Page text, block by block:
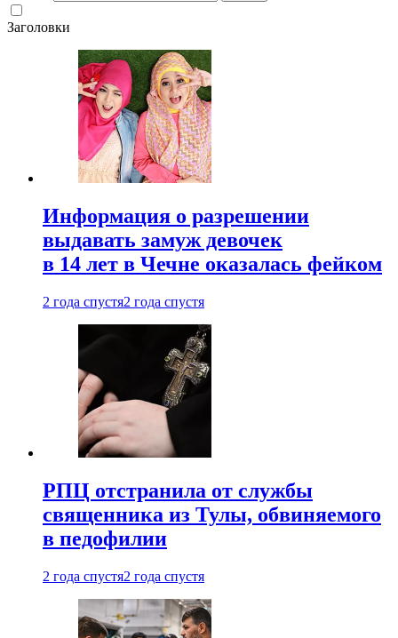
Заголовки
Информация о разрешении
выдавать замуж девочек
в 14 лет в Чечне оказалась фейком
2 года спустя2 года спустя
РПЦ отстранила от службы
священника из Тулы, обвиняемого
в педофилии
2 года спустя2 года спустя